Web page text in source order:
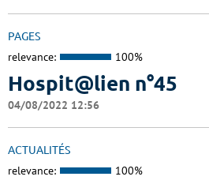
PAGES
relevance: 100%
Hospit@lien n°45
04/08/2022 12:56
ACTUALITÉS
relevance: 100%